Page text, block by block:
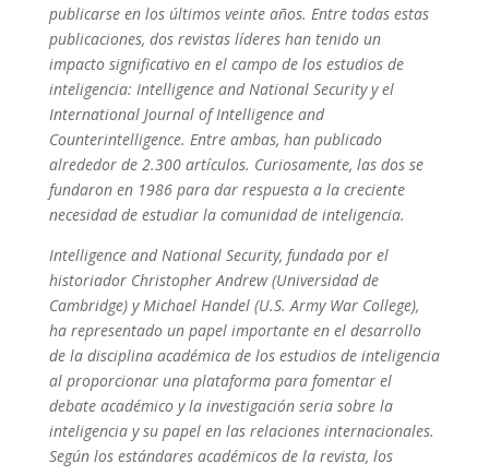
publicarse en los últimosveinte años. Entre todas estas
publicaciones, dos revistas líderes han tenido un
impacto significativo en el campo de los estudios de
inteligencia: Intelligence and National Security y el
International Journal of Intelligence and
Counterintelligence. Entre ambas, han publicado
alrededor de 2.300 artículos. Curiosamente, las dos se
fundaron en 1986 para dar respuesta a la creciente
necesidad de estudiar la comunidad de inteligencia.
Intelligence and National Security, fundada por el
historiador Christopher Andrew(Universidad de
Cambridge)y Michael Handel (U.S. Army War College),
ha representado un papel importante en el desarrollo
de la disciplina académicade los estudios de inteligencia
al proporcionar una plataforma para fomentar el
debate académico y la investigación seria sobre la
inteligencia y su papel en las relaciones internacionales.
Según los estándares académicos de la revista, los